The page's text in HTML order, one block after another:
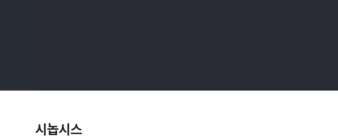
시놉시스